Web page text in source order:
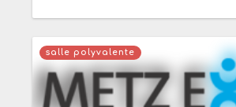
salle polyvalente